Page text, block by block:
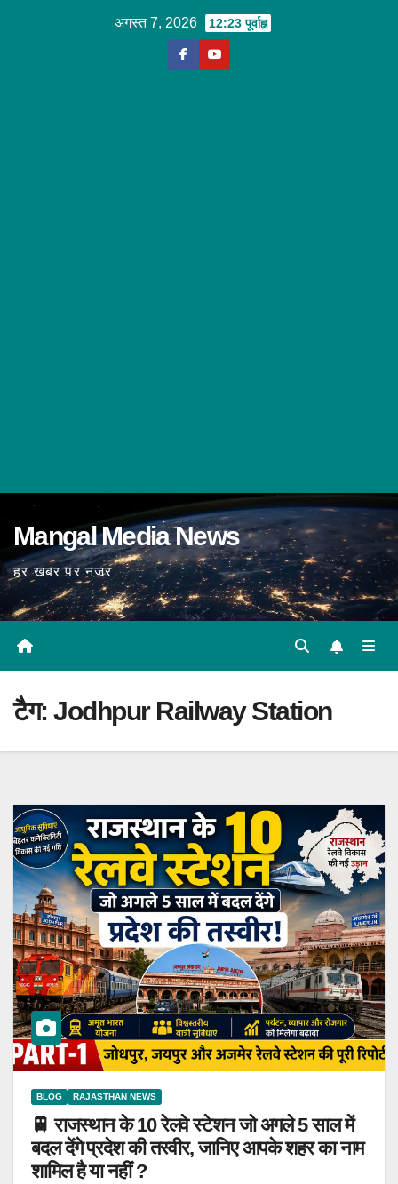
अगस्त 7, 2026 12:23 पूर्वाह्न
Mangal Media News
हर खबर पर नजर
टैग: Jodhpur Railway Station
BLOG RAJASTHAN NEWS
🚆 राजस्थान के 10 रेलवे स्टेशन जो अगले 5 साल में
बदल देंगे प्रदेश की तस्वीर, जानिए आपके शहर का नाम
शामिल है या नहीं ?